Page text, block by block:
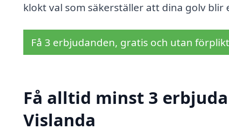
klokt val som säkerställer att dina golv
Få 3 erbjudanden, gratis och utan
Få alltid minst 3
Vislanda